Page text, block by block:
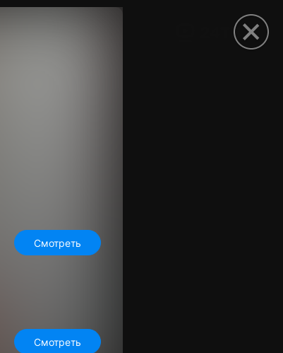
Смотреть
Смотреть